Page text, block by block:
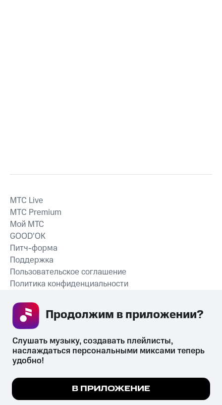
СКАЧАТЬ ПРИЛОЖЕНИЕ
MTС Live
MTС Premium
Мой МТС
GOOD’OK
Питч-форма
Поддержка
Пользовательское соглашение
Политика конфиденциальности
психотропных веществ, их аналогов причиняет вред здоровью,
их незаконный оборот запрещён и влечёт установленную
законодательством ответственность.
Мы используем куки, чтобы на сайте все
Подробнее
Слушать музыку, создавать плейлисты,
наслаждаться персональными миксами теперь
удобно!
В ПРИЛОЖЕНИЕ